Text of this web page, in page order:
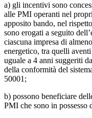
a) gli incentivi sono
alle PMI operanti nel
apposito bando, nel
sono erogati a seguito
ciascuna impresa di
energetico, tra quelli
uguale a 4 anni suggeriti
della conformità del
50001;
b) possono beneficiare
PMI che sono in possesso